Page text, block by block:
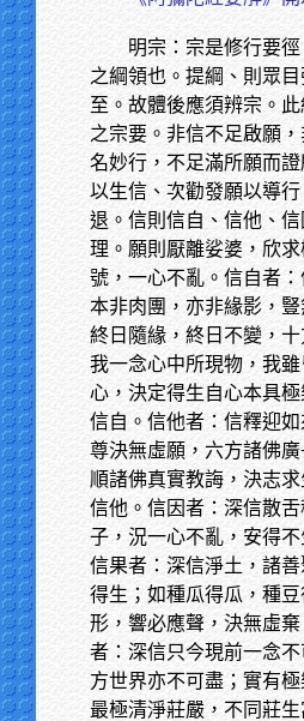
明宗：宗是修行要
之綱領也。提綱、則眾
至。故體後應須辨宗。
之宗要。非信不足啟願
名妙行，不足滿所願而
以生信、次勸發願以導
退。信則信自、信他、
理。願則厭離娑婆，欣
號，一心不亂。信自者：
本非肉團，亦非緣影，豎
終日隨緣，終日不變，
我一念心中所現物，我
心，決定得生自心本具
信自。信他者：信釋迎
尊決無虛願，六方諸佛
順諸佛真實教誨，決志
信他。信因者：深信散
子，況一心不亂，安得
信果者：深信淨土，諸
得生；如種瓜得瓜，種
形，響必應聲，決無虛
者：深信只今現前一念
方世界亦不可盡；實有
最極清淨莊嚴，不同莊